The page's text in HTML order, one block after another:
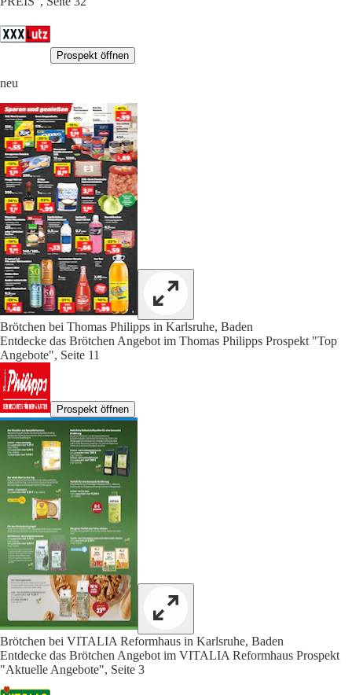
Prospekt öffnen
neu
Brötchen bei Thomas Philipps in Karlsruhe, Baden
Entdecke das Brötchen Angebot im Thomas Philipps Prospekt "Top
Angebote", Seite 11
Prospekt öffnen
Brötchen bei VITALIA Reformhaus in Karlsruhe, Baden
Entdecke das Brötchen Angebot im VITALIA Reformhaus Prospekt
"Aktuelle Angebote", Seite 3